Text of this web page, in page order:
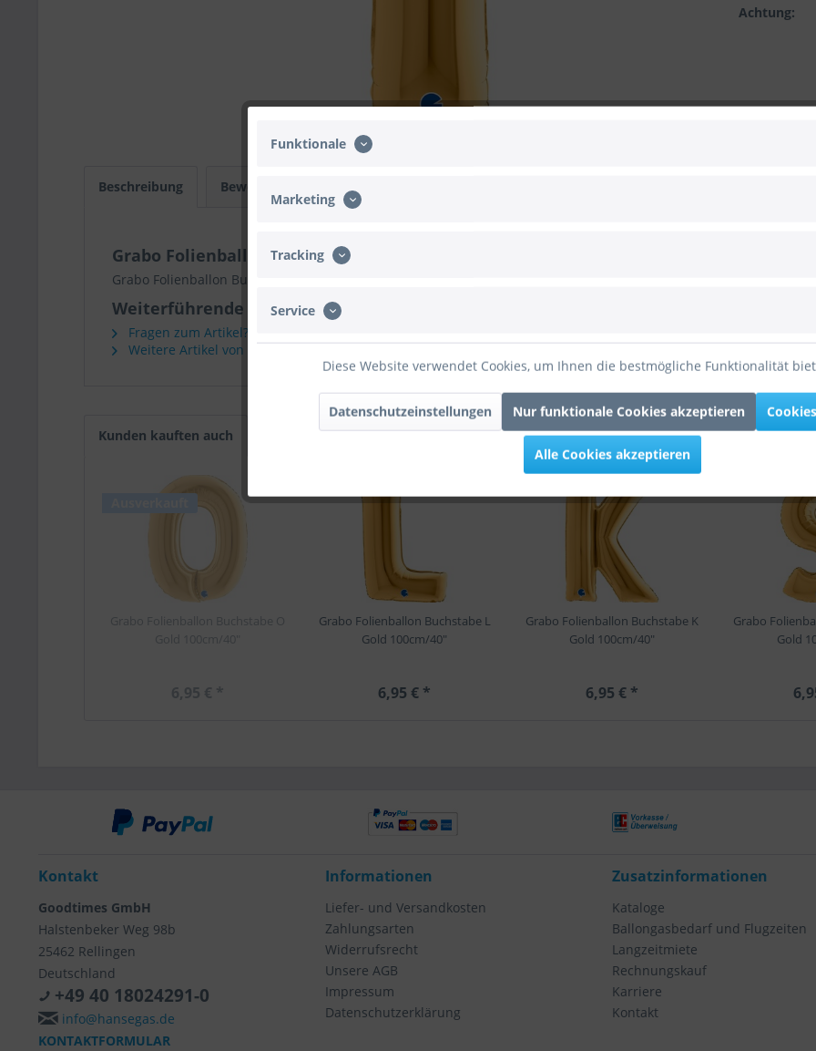
Achtung:
Beschreibung Bewertungen
Grabo Folienballon Buchstabe T Gold 100cm/40"
Grabo Folienballon Buchstabe T Gold 100cm/40"
Weiterführende Links zu "Grabo Folienballon Buchstabe T Gold 100cm/40""
Fragen zum Artikel?
Weitere Artikel von Grabo
Kunden kauften auch
Grabo Folienballon Buchstabe O
Gold 100cm/40"
6,95 € *
Grabo Folienballon Buchstabe L
Gold 100cm/40"
6,95 € *
Grabo Folienballon Buchstabe K
Gold 100cm/40"
6,95 € *
Grabo
Gold
Kontakt
Goodtimes GmbH
Halstenbeker Weg 98b
25462 Rellingen
Deutschland
+49 40 18024291-0
info@hansegas.de
KONTAKTFORMULAR
Informationen
Liefer- und Versandkosten
Zahlungsarten
Widerrufsrecht
Unsere AGB
Impressum
Datenschutzerklärung
Zusatzinformationen
Kataloge
Ballongasbedarf und Flugzeiten
Langzeitmiete
Rechnungskauf
Karriere
Kontakt
Funktionale
Marketing
Tracking
Service
Diese Website verwendet Cookies, um Ihnen die bestmögliche Funktionalität
Datenschutzeinstellungen Nur funktionale Cookies akzeptieren
Alle Cookies akzeptieren